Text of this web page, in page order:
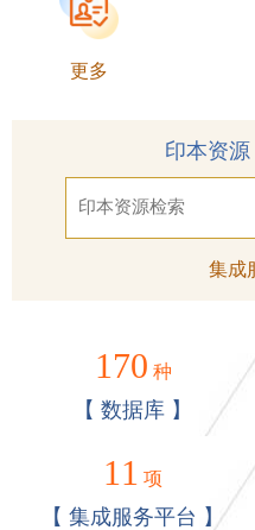
更多
印本资源
集成
170 种
【 数据库 】
11 项
【 集成服务平台 】